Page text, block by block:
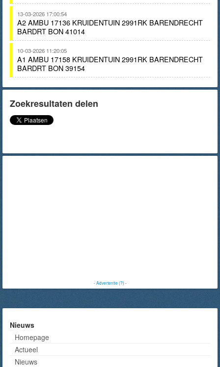
13-03-2026 17:00:54
A2 AMBU 17136 KRUIDENTUIN 2991RK BARENDRECHT
BARDRT BON 41014
10-03-2026 11:20:05
A1 AMBU 17158 KRUIDENTUIN 2991RK BARENDRECHT
BARDRT BON 39154
Zoekresultaten delen
-Advertentie (?)-
Nieuws
Homepage
Actueel
Nieuws